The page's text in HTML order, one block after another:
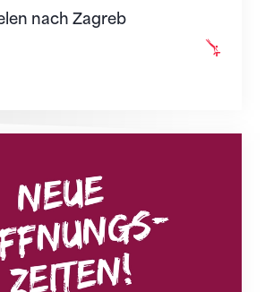
nach Zagreb
ab 1. August 2026